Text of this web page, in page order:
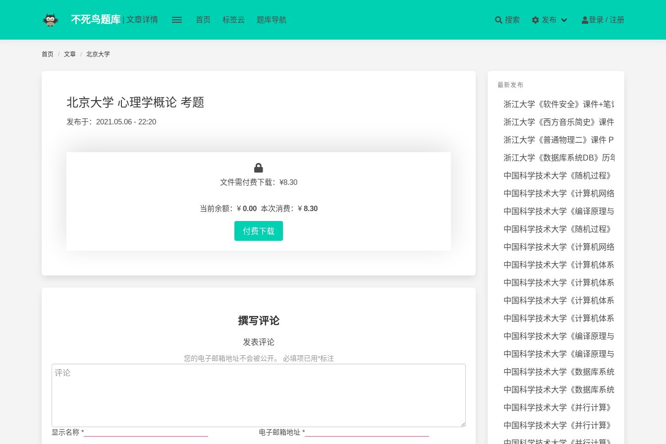
不死鸟题库 | 文章详情 首页 标签云 题库导航 搜索 发布 登录 / 注册
首页 文章 北京大学
北京大学 心理学概论 考题
发布于： 2021.05.06 - 22:20
文件需付费下载：¥8.30
当前余额：¥ 0.00 本次消费：¥ 8.30
付费下载
撰写评论
发表评论
您的电子邮箱地址不会被公开。 必填项已用*标注
显示名称 * 电子邮箱地址 *
最新发布
浙江大学《软件安全》课件+笔记
浙江大学《西方音乐简史》课件+笔
浙江大学《普通物理二》课件 PPT
浙江大学《数据库系统DB》历年试卷
中国科学技术大学《随机过程》近几
中国科学技术大学《计算机网络》课
中国科学技术大学《编译原理与技术
中国科学技术大学《随机过程》课件
中国科学技术大学《计算机网络》20
中国科学技术大学《计算机体系结构
中国科学技术大学《计算机体系结构
中国科学技术大学《计算机体系结构
中国科学技术大学《计算机体系结构
中国科学技术大学《编译原理与技术
中国科学技术大学《编译原理与技术
中国科学技术大学《数据库系统及应
中国科学技术大学《数据库系统及应
中国科学技术大学《并行计算》考试
中国科学技术大学《并行计算》考试